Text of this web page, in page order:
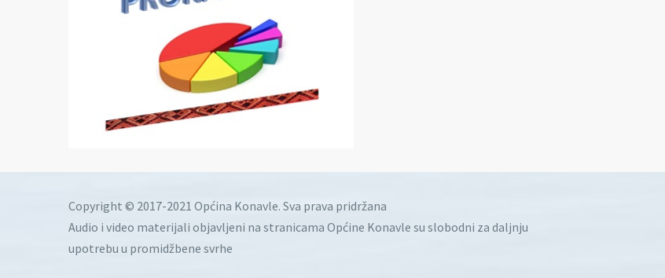
Copyright © 2017-2021 Općina Konavle. Sva prava pridržana
Audio i video materijali objavljeni na stranicama Općine Konavle su slobodni za daljnju
upotrebu u promidžbene svrhe